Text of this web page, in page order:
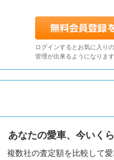
ログインするとお気に入り
管理が出来るようになります
あなたの愛車、今いく
複数社の査定額を比較して